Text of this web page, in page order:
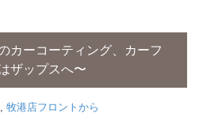
ーコーティング、カーフ
ザップスへ〜
, 牧港店フロントから